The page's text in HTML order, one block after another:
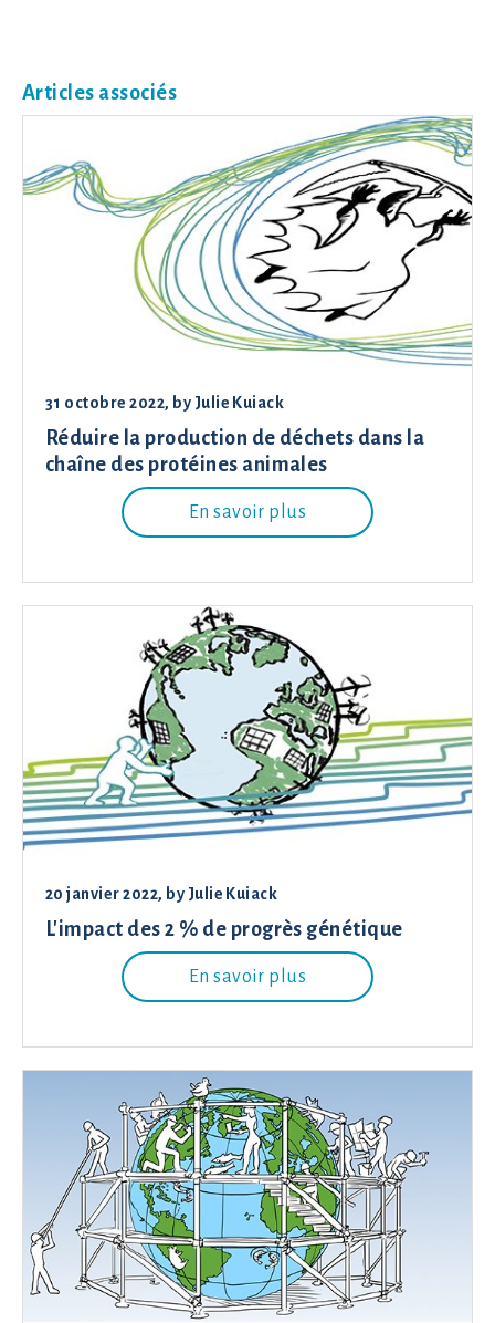
Articles associés
31 octobre 2022, by Julie Kuiack
Réduire la production de déchets dans la
chaîne des protéines animales
En savoir plus
20 janvier 2022, by Julie Kuiack
L'impact des 2 % de progrès génétique
En savoir plus